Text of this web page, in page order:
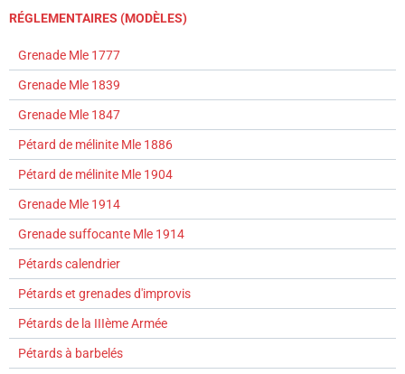
RÉGLEMENTAIRES (MODÈLES)
Grenade Mle 1777
Grenade Mle 1839
Grenade Mle 1847
Pétard de mélinite Mle 1886
Pétard de mélinite Mle 1904
Grenade Mle 1914
Grenade suffocante Mle 1914
Pétards calendrier
Pétards et grenades d'improvis
Pétards de la IIIème Armée
Pétards à barbelés